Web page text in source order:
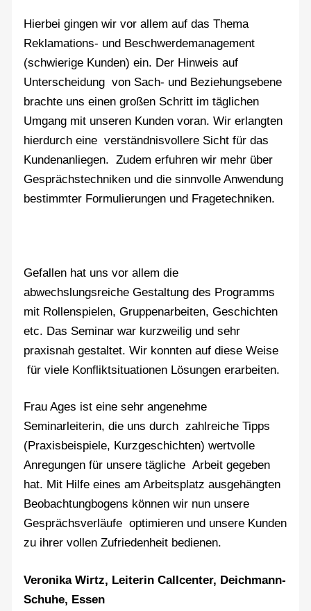
Hierbei gingen wir vor allem auf das Thema
Reklamations- und Beschwerdemanagement
(schwierige Kunden) ein. Der Hinweis auf
Unterscheidung von Sach- und Beziehungsebene
brachte uns einen großen Schritt im täglichen
Umgang mit unseren Kunden voran. Wir erlangten
hierdurch eine verständnisvollere Sicht für das
Kundenanliegen. Zudem erfuhren wir mehr über
Gesprächstechniken und die sinnvolle Anwendung
bestimmter Formulierungen und Fragetechniken.
Gefallen hat uns vor allem die
abwechslungsreiche Gestaltung des Programms
mit Rollenspielen, Gruppenarbeiten, Geschichten
etc. Das Seminar war kurzweilig und sehr
praxisnah gestaltet. Wir konnten auf diese Weise
für viele Konfliktsituationen Lösungen erarbeiten.
Frau Ages ist eine sehr angenehme
Seminarleiterin, die uns durch zahlreiche Tipps
(Praxisbeispiele, Kurzgeschichten) wertvolle
Anregungen für unsere tägliche Arbeit gegeben
hat. Mit Hilfe eines am Arbeitsplatz ausgehängten
Beobachtungbogens können wir nun unsere
Gesprächsverläufe optimieren und unsere Kunden
zu ihrer vollen Zufriedenheit bedienen.
Veronika Wirtz, Leiterin Callcenter, Deichmann-
Schuhe, Essen